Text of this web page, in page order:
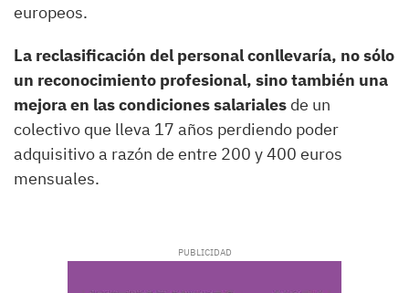
europeos.
La reclasificación del personal conllevaría, no sólo
un reconocimiento profesional, sino también una
mejora en las condiciones salariales de un
colectivo que lleva 17 años perdiendo poder
adquisitivo a razón de entre 200 y 400 euros
mensuales.